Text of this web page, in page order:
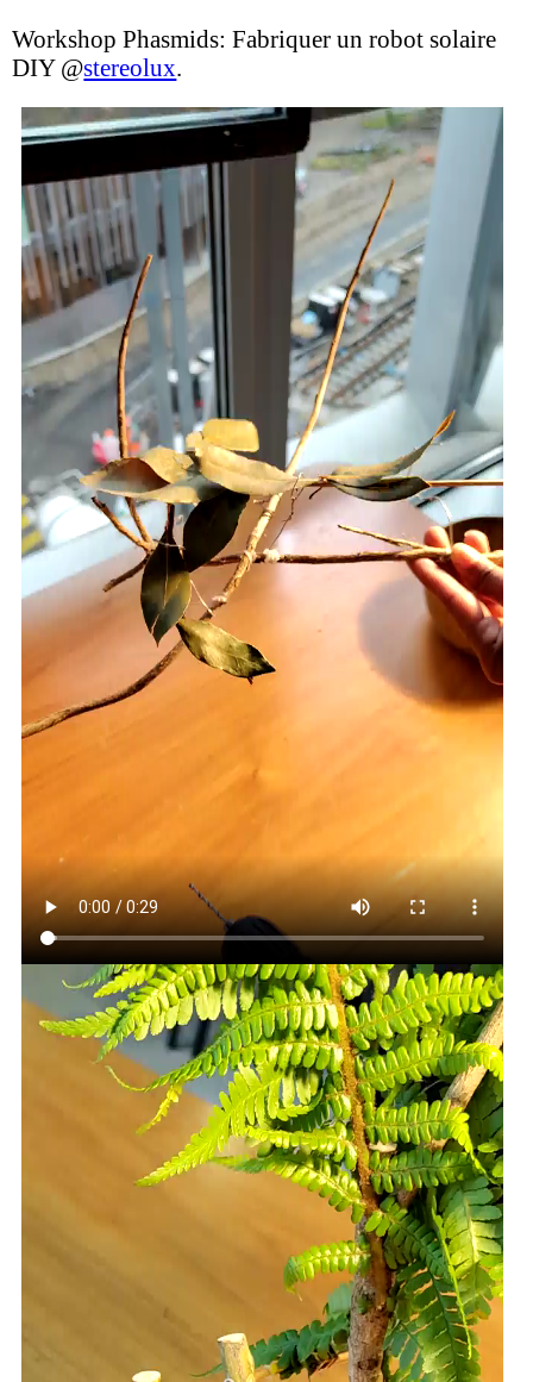
Workshop Phasmids: Fabriquer un robot solaire
DIY @stereolux.